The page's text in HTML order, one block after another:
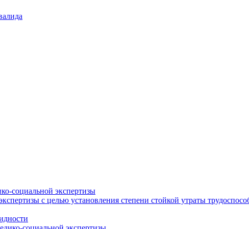
социальной экспертизы
с целью установления степени стойкой утраты